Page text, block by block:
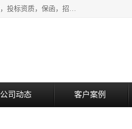
广州中赢信息科技有限公司是一家广州标书制作公司，主营业务：广州代做投标书、代写标书、代写标书，投标资质，保函，招投标培训等等，只要是投标中有需要的，我们这里都可以帮您解决。代写标书的中标案例也有很多。欢迎来电合作。
公司动态 客户案例